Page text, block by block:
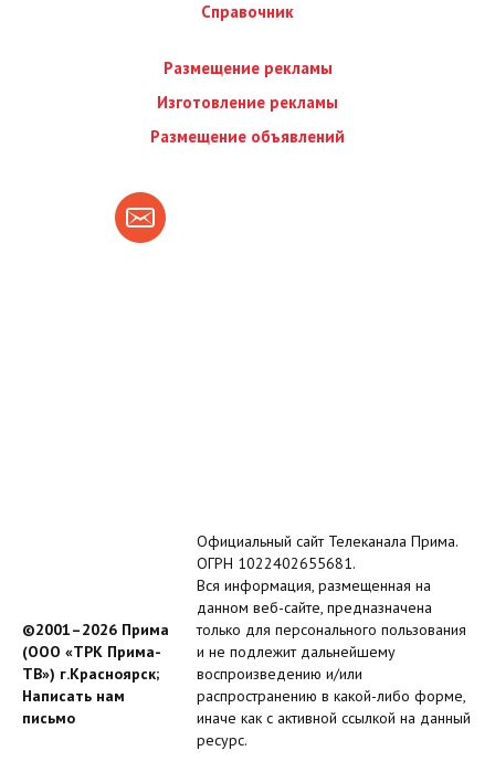
Справочник
Размещение рекламы
Изготовление рекламы
Размещение объявлений
©2001–2026 Прима
(ООО «ТРК Прима-
ТВ») г.Красноярск;
Написать нам
письмо
Официальный сайт Телеканала Прима.
ОГРН 1022402655681.
Вся информация, размещенная на
данном веб-сайте, предназначена
только для персонального пользования
и не подлежит дальнейшему
воспроизведению и/или
распространению в какой-либо форме,
иначе как с активной ссылкой на данный
ресурс.